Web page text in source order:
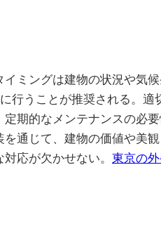
イミングは建物の状況や気
行うことが推奨される。適
定期的なメンテナンスの必
を通じて、建物の価値や美
応が欠かせない。 東京の